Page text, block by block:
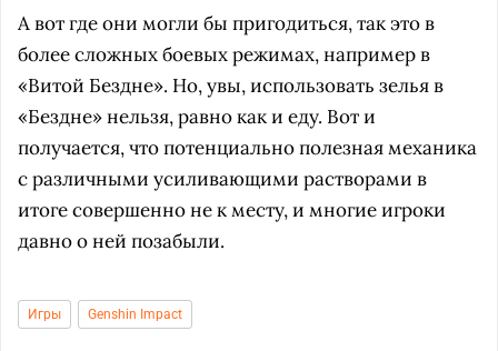
А вот где они могли бы пригодиться, так это в
более сложных боевых режимах, например в
«Витой Бездне». Но, увы, использовать зелья в
«Бездне» нельзя, равно как и еду. Вот и
получается, что потенциально полезная механика
с различными усиливающими растворами в
итоге совершенно не к месту, и многие игроки
давно о ней позабыли.
Игры Genshin Impact